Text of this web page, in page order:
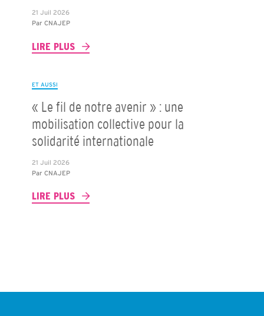
21 Juil 2026
Par CNAJEP
LIRE PLUS
ET AUSSI
« Le fil de notre avenir » : une
mobilisation collective pour la
solidarité internationale
21 Juil 2026
Par CNAJEP
LIRE PLUS